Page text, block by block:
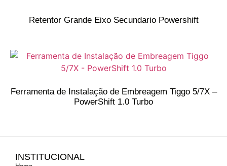
Retentor Grande Eixo Secundario Powershift
Ferramenta de Instalação de Embreagem Tiggo 5/7X –
PowerShift 1.0 Turbo
INSTITUCIONAL